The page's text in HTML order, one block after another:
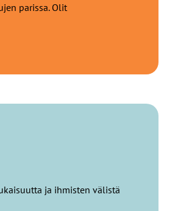
parissa. Olit
ja ihmisten välistä